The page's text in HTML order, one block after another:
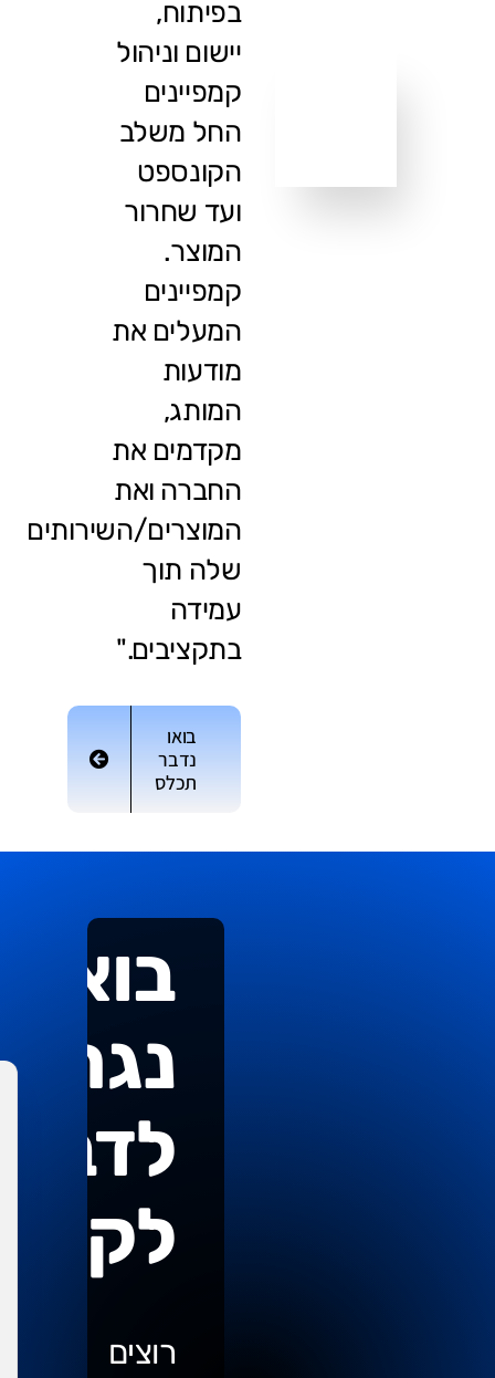
בפיתוח,
יישום וניהול
קמפיינים
החל משלב
הקונספט
ועד שחרור
המוצר.
קמפיינים
המעלים את
מודעות
המותג,
מקדמים את
החברה ואת
המוצרים/השירותים
שלה תוך
עמידה
בתקציבים."
בואו
נדבר
תכלס
בואו
רוצים